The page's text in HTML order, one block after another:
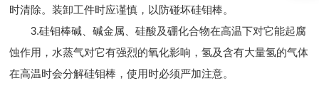
时清除。装卸工件时应谨慎，以防碰坏硅钼棒。
3.硅钼棒碱、碱金属、硅酸及硼化合物在高温下对它能起腐
蚀作用，水蒸气对它有强烈的氧化影响，氢及含有大量氢的气体
在高温时会分解硅钼棒，使用时必须严加注意。